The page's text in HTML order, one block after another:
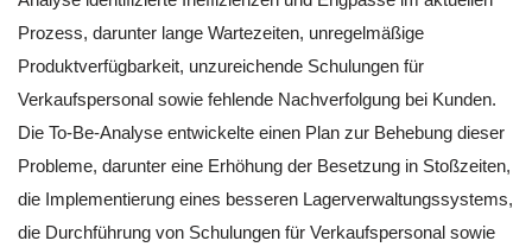
Prozess, darunter lange Wartezeiten, unregelmäßige
Produktverfügbarkeit, unzureichende Schulungen für
Verkaufspersonal sowie fehlende Nachverfolgung bei Kunden.
Die To-Be-Analyse entwickelte einen Plan zur Behebung dieser
Probleme, darunter eine Erhöhung der Besetzung in Stoßzeiten,
die Implementierung eines besseren Lagerverwaltungssystems,
die Durchführung von Schulungen für Verkaufspersonal sowie